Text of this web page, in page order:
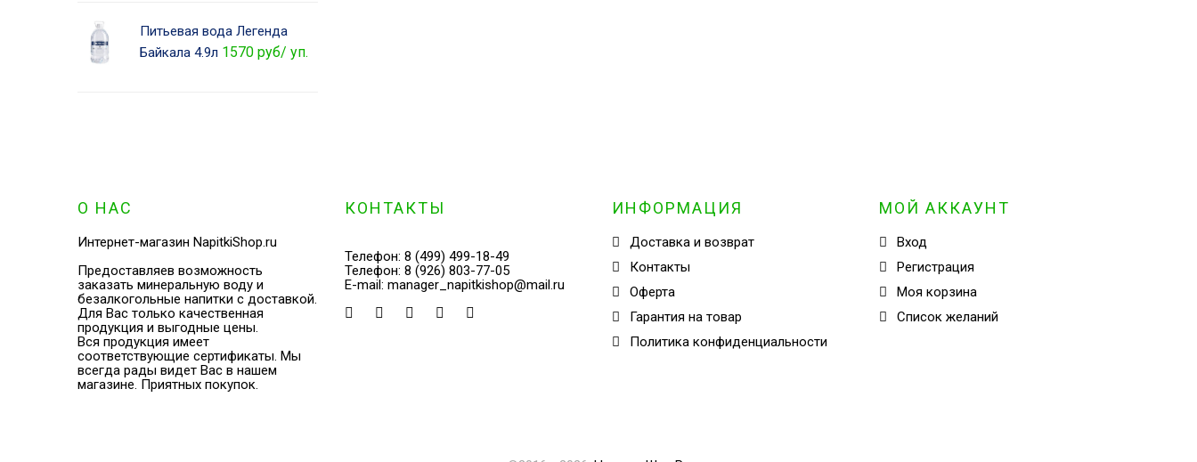
Питьевая вода Легенда
Байкала 4.9л 1570 руб/ уп.
О НАС
Интернет-магазин NapitkiShop.ru
Предоставляев возможность
заказать минеральную воду и
безалкогольные напитки с доставкой.
Для Вас только качественная
продукция и выгодные цены.
Вся продукция имеет
соответствующие сертификаты. Мы
всегда рады видет Вас в нашем
магазине. Приятных покупок.
КОНТАКТЫ
Телефон: 8 (499) 499-18-49
Телефон: 8 (926) 803-77-05
E-mail: manager_napitkishop@mail.ru
ИНФОРМАЦИЯ
Доставка и возврат
Контакты
Оферта
Гарантия на товар
Политика конфиденциальности
МОЙ АККАУНТ
Вход
Регистрация
Моя корзина
Cписок желаний